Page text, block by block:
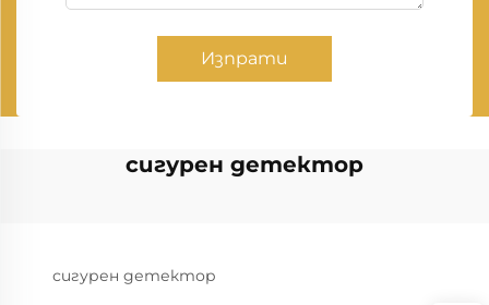
Изпрати
сигурен детектор
сигурен детектор